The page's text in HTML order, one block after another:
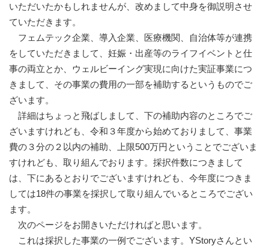
いただいたかもしれませんが、改めまして中身を御説明させ
ていただきます。
フェムテック企業、導入企業、医療機関、自治体等が連携
をしていただきまして、妊娠・出産等のライフイベントと仕
事の両立とか、ウェルビーイング実現に向けた実証事業につ
きまして、その事業の費用の一部を補助するというものでご
ざいます。
詳細はちょっと飛ばしまして、下の補助内容のところでご
ざいますけれども、令和３年度から始めておりまして、事業
費の３分の２以内の補助、上限500万円ということでございま
すけれども、取り組んでおります。採択件数につきまして
は、下にあるとおりでございますけれども、今年度につきま
しては18件の事業を採択して取り組んでいるところでござい
ます。
次のページをお開きいただければと思います。
これは採択した事業の一例でございます。YStoryさんとい